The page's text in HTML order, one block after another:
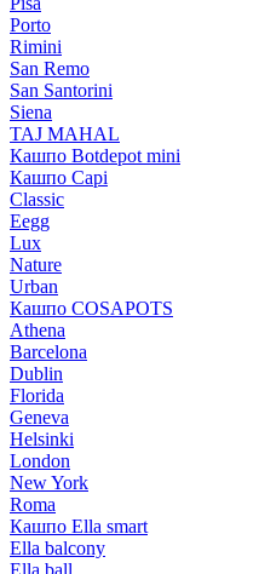
Porto
Rimini
San Remo
San Santorini
Siena
TAJ MAHAL
Кашпо Botdepot mini
Кашпо Capi
Classic
Eegg
Lux
Nature
Urban
Кашпо COSAPOTS
Athena
Barcelona
Dublin
Florida
Geneva
Helsinki
London
New York
Roma
Кашпо Ella smart
Ella balcony
Ella ball